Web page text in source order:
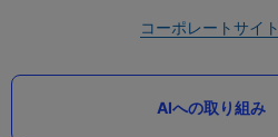
コーポレートサイト
AIへの取り組み